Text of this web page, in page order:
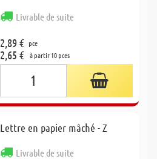
Livrable de suite
2,89 € pce
2,65 € à partir 10 pces
Lettre en papier mâché - Z
Livrable de suite